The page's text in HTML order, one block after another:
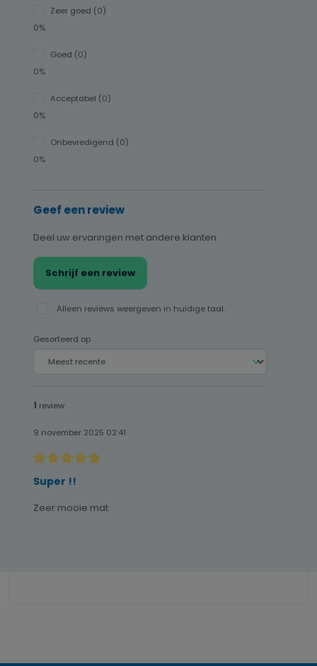
Zeer goed (0)
0%
Goed (0)
0%
Acceptabel (0)
0%
Onbevredigend (0)
0%
Geef een review
Deel uw ervaringen met andere klanten.
Schrijf een review
Alleen reviews weergeven in huidige taal.
Gesorteerd op
1 review
9 november 2025 02:41
Recensie met een waardering van 5 van de 5 sterren
Super !!
Zeer mooie mat